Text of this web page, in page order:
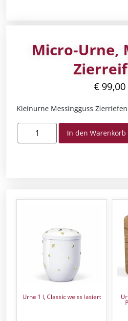
Micro-Urne,
€99,00
Kleinurne Messingguss
In den Warenkorb
Urne 1 l, Classic weiss lasiert